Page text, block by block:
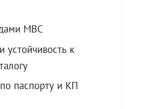
МВС
устойчивость к
паспорту и КП